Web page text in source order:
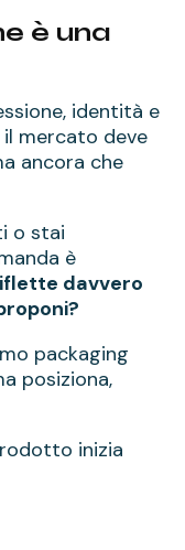
è una
identità e
mercato deve
ancora che
o stai
è
davvero
packaging
posiziona,
inizia